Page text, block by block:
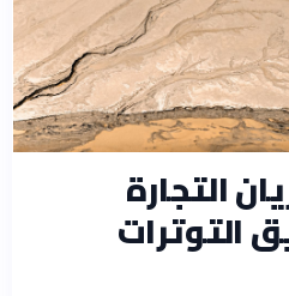
التجارة
التوترات